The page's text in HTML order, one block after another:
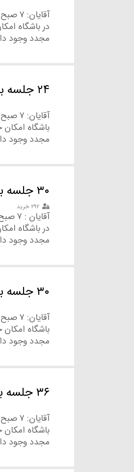
در باشگاه
مجدد وجود
۲۴ جلسه بدنسازی(یکماهه)
باشگاه
مجدد وجود
۳۰ جلسه بدنسازی(چهل روزه)
۲۹۲ خرید
در باشگاه
مجدد وجود
۳۰ جلسه بدنسازی(یکساله)
باشگاه
مجدد وجود
۳۶ جلسه بدنسازی(۳ ماهه)
باشگاه
مجدد وجود